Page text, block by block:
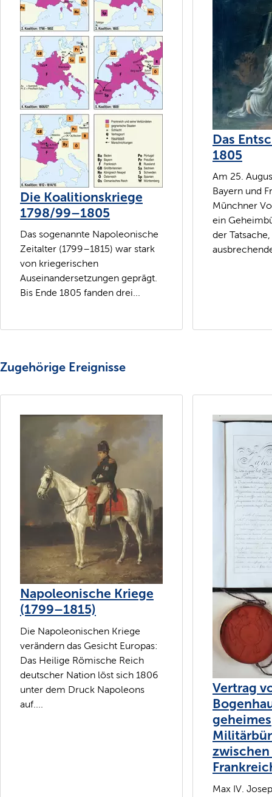
Die Koalitionskriege
1798/99–1805
Das sogenannte Napoleonische
Zeitalter (1799–1815) war stark
von kriegerischen
Auseinandersetzungen geprägt.
Bis Ende 1805 fanden drei...
Das
1805
Am 25.
Bayern und
Münchner
ein
der
Zugehörige Ereignisse
Napoleonische Kriege
(1799–1815)
Die Napoleonischen Kriege
verändern das Gesicht Europas:
Das Heilige Römische Reich
deutscher Nation löst sich 1806
unter dem Druck Napoleons
auf....
Vertrag
geheimes
Max IV.